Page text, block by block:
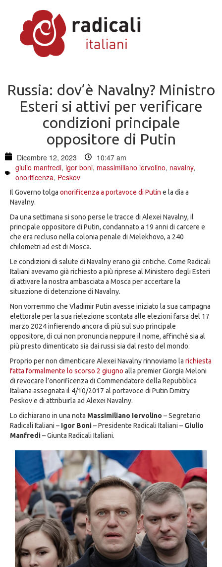
Russia: dov’è Navalny? Ministro
Esteri si attivi per verificare
condizioni principale
oppositore di Putin
Dicembre 12, 2023
10:47 am
giulio manfredi,igor boni, massimiliano iervolino, navalny,
onorificenza, Peskov
Il Governo tolga onorificenza a portavoce di Putin e la dia a
Navalny.
Da una settimana si sono perse le tracce di Alexei Navalny, il
principale oppositore di Putin, condannato a 19 anni di carcere e
che era recluso nella colonia penale di Melekhovo, a 240
chilometri ad est di Mosca.
Le condizioni di salute di Navalny erano già critiche. Come Radicali
Italiani avevamo già richiesto a più riprese al Ministero degli Esteri
di attivare la nostra ambasciata a Mosca per accertare la
situazione di detenzione di Navalny.
Non vorremmo che Vladimir Putin avesse iniziato la sua campagna
elettorale per la sua rielezione scontata alle elezioni farsa del 17
marzo 2024 infierendo ancora di più sul suo principale
oppositore, di cui non pronuncia neppure il nome, affinché sia al
più presto dimenticato sia dai russi sia dal resto del mondo.
Proprio per non dimenticare Alexei Navalny rinnoviamo la richiesta
fatta formalmente lo scorso 2 giugno alla premier Giorgia Meloni
di revocare l’onorificenza di Commendatore della Repubblica
Italiana assegnata il 4/10/2017 al portavoce di Putin Dmitry
Peskov e di attribuirla ad Alexei Navalny.
Lo dichiarano in una nota Massimiliano Iervolino – Segretario
Radicali Italiani – Igor Boni– Presidente Radicali Italiani – Giulio
Manfredi– Giunta Radicali Italiani.